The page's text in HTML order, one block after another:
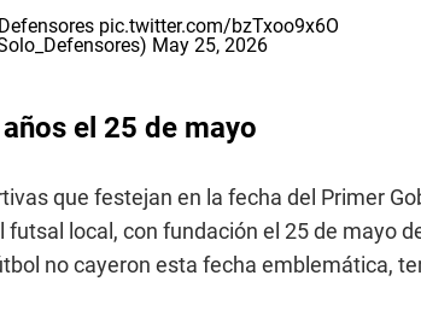
pic.twitter.com/bzTxoo9x6O
May 25, 2026
el 25 de mayo
que festejan en la fecha del Primer
local, con fundación el 25 de mayo
no cayeron esta fecha emblemática,